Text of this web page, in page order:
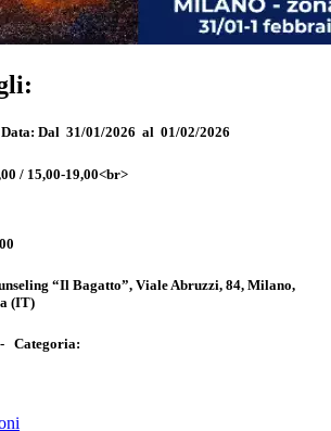
Data: Dal 31/01/2026 al 01/02/2026
/ 15,00-19,00<br>
“Il Bagatto”, Viale Abruzzi, 84, Milano,
(IT)
Categoria: